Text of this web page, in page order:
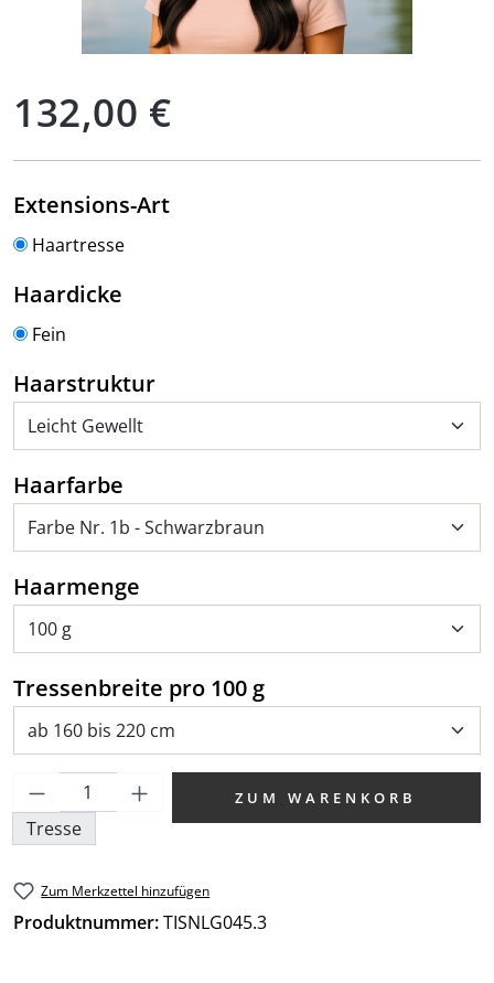
132,00 €
Extensions-Artauswählen
Haartresse
Haardicke
Fein
Haarstrukturauswählen
Haarfarbe
Haarmenge
Tressenbreite pro 100 gauswählen
Produkt Anzahl: Gib den gewünschten
Tresse
ZUM WARENKORB
Zum Merkzettel hinzufügen
Produktnummer:TISNLG045.3